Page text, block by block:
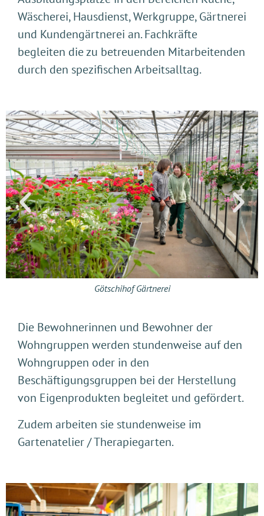
Wäscherei, Hausdienst, Werkgruppe, Gärtnerei
und Kundengärtnerei an. Fachkräfte
begleiten die zu betreuenden Mitarbeitenden
durch den spezifischen Arbeitsalltag.
Götschihof Gärtnerei Laden
Götschihof Gärtnerei
Götschihof Gärtnerei
Götschihof Gärtnerei
Götschihof Gärtnerei
Götschihof Gärtnerei
Götschihof Gärtnerei Laden
Götschihof Gärtnerei Laden
Götschihof Gärtnerei
Götschihof Gärtnerei
Götschihof Gärtnerei Laden
Götschihof Gärtnerei Laden
Götschihof Gärtnerei Laden
Götschihof Gärtnerei
Die Bewohnerinnen und Bewohner der
Wohngruppen werden stundenweise auf den
Wohngruppen oder in den
Beschäftigungsgruppen bei der Herstellung
von Eigenprodukten begleitet und gefördert.
Zudem arbeiten sie stundenweise im
Gartenatelier / Therapiegarten.
Götschihof Beschäftigungsgruppe
Götschihof Beschäftigungsgruppe
Götschihof Beschäftigungsgruppe
Götschihof Gartenatelier